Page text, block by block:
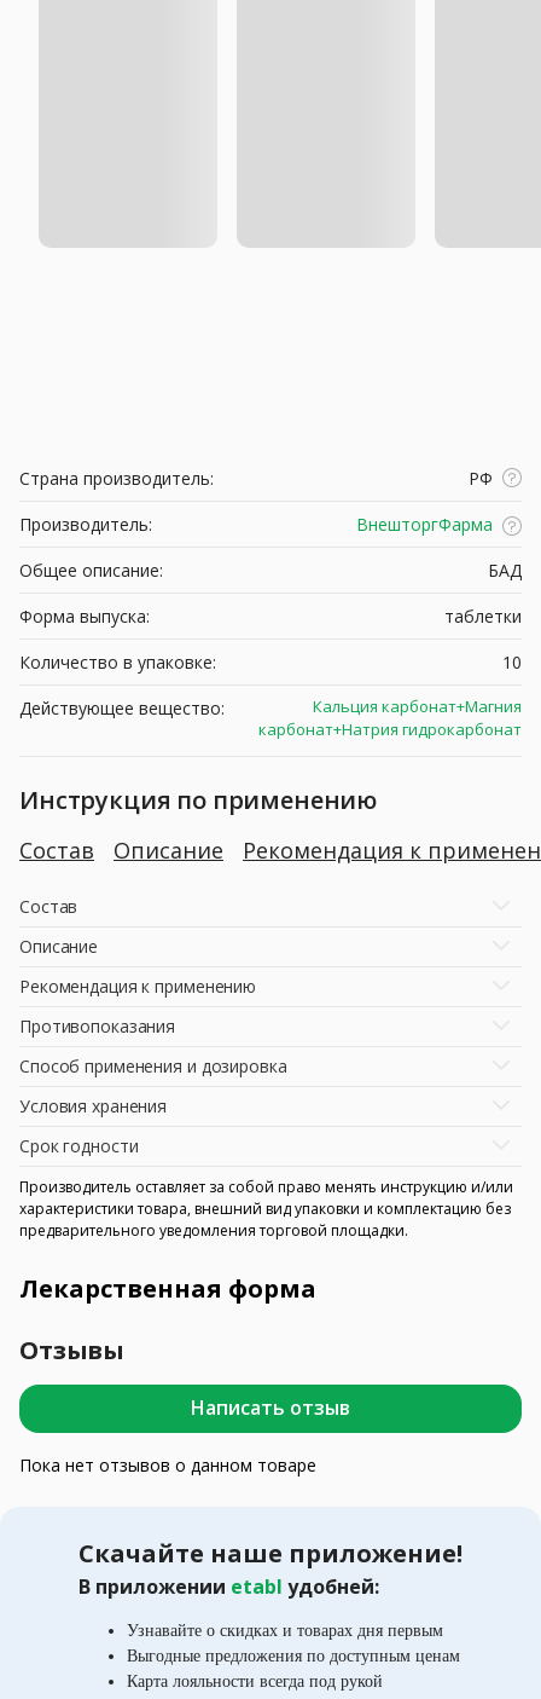
Страна производитель:
РФ
Производитель:
ВнешторгФарма
Общее описание:
БАД
Форма выпуска:
таблетки
Количество в упаковке:
10
Действующее вещество:
Кальция карбонат+Магния
карбонат+Натрия гидрокарбонат
Инструкция по применению
Состав Описание Рекомендация к
Состав
Описание
Рекомендация к применению
Противопоказания
Способ применения и дозировка
Условия хранения
Срок годности
Производитель оставляет за собой право менять инструкцию и/или
характеристики товара, внешний вид упаковки и комплектацию без
предварительного уведомления торговой площадки.
Лекарственная форма
Отзывы
Написать отзыв
Пока нет отзывов о данном товаре
Скачайте наше приложение!
В приложении etabl удобней:
Узнавайте о скидках и товарах дня первым
Выгодные предложения по доступным ценам
Карта лояльности всегда под рукой